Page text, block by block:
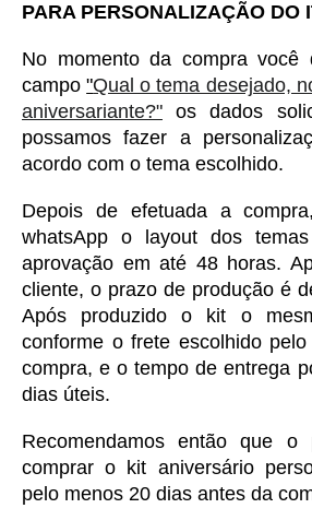
PARA PERSONALIZAÇÃO DO
No momento da compra você
campo "Qual o tema desejado,
aniversariante?" os dados
possamos fazer a
acordo com o tema escolhido.
Depois de efetuada a
whatsApp o layout dos
aprovação em até 48 horas.
cliente, o prazo de produção é
Após produzido o kit o
conforme o frete escolhido
compra, e o tempo de entrega
dias úteis.
Recomendamos então que o
comprar o kit aniversário
pelo menos 20 dias antes da